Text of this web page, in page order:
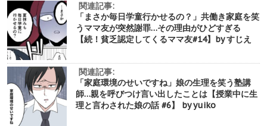
関連記事:
「まさか毎日学童行かせるの？」共働き家庭を笑
うママ友が突然謝罪…その理由がひどすぎる
【続！貧乏認定してくるママ友#14】by すじえ
関連記事:
「家庭環境のせいですね」娘の生理を笑う塾講
師…親を呼びつけ言い出したことは【授業中に生
理と言わされた娘の話 #6】 by yuiko